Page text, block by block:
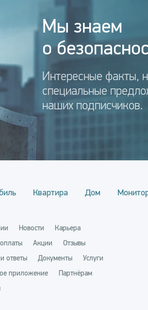
Мы знаем
о
Интересные факты,
специальные
наших подписчиков.
Квартира Дом
Новости
Карьера
Акции
Отзывы
ответы
Документы
Услуги
приложение
Партнёрам